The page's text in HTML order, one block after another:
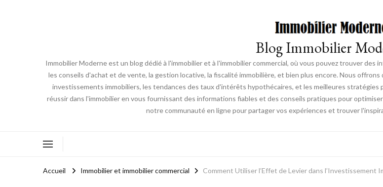
Blog Immobilier
Immobilier Moderne est un blog dédié à l'immobilier et à l'immobilier commercial, où vous pouvez trouver
les conseils d'achat et de vente, la gestion locative, la fiscalité immobilière, et bien plus encore. Nous
investissements immobiliers, les tendances des taux d'intérêts hypothécaires, et les meilleures stratégies
réussir dans l'immobilier en vous fournissant des informations fiables et des conseils pratiques pour
notre communauté en ligne pour partager vos expériences et trouver
Accueil Immobilier et immobilier commercial Comment Utiliser l’Effet de Levier dans l’Investissement